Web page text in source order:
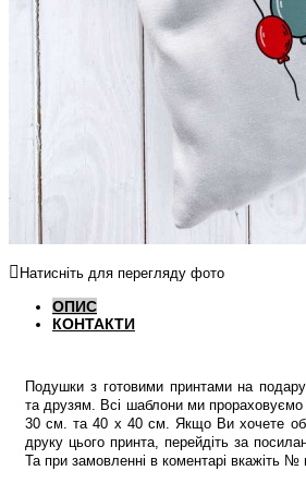
Натисніть для перегляду фото
ОПИС
КОНТАКТИ
Подушки з готовими принтами на
та друзям. Всі шаблони ми
30 см. та 40 х 40 см. Якщо Ви хочете
друку цього принта, перейдіть за
Та при замовленні в коментарі вкажіть №